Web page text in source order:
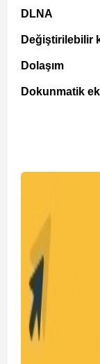
DLNA
Değiştirilebilir
Dolaşım
Dokunmatik